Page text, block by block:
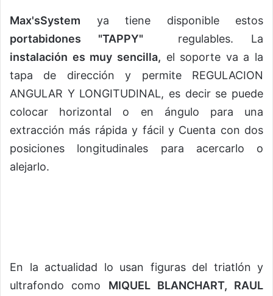
Max'sSystem ya tiene disponible estos
portabidones "TAPPY"
regulables. La
instalación es muy sencilla, el soporte va a la
tapa de dirección y permite REGULACION
ANGULAR Y LONGITUDINAL, es decir se puede
colocar horizontal o en ángulo para una
extracción más rápida y fácil y Cuenta con dos
posiciones longitudinales para acercarlo o
alejarlo.
En la actualidad lo usan figuras del triatlón y
ultrafondo como MIQUEL BLANCHART, RAUL